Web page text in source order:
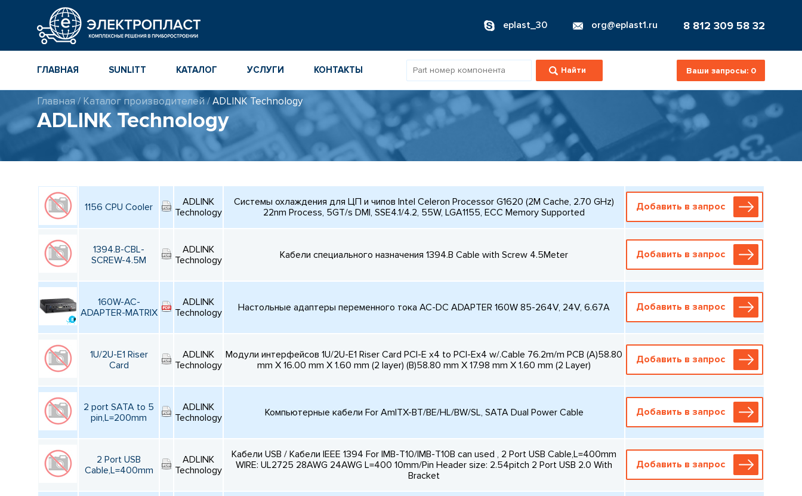
eplast_30 org@eplast1.ru 8 812 309 58 32
ГЛАВНАЯ SUNLITT
МНОГОСЛОЙНЫЕ
КЕРАМИЧЕСКИЕ ЧИП-
КОНДЕНСАТОРЫ
ПОВЕРХНОСТНОГО
И ТОНКОПЛЕНОЧНЫЕ
РЕЗИСТОРЫ ДЛЯ
ПОВЕРХНОСТНОГО
КАТАЛОГ
КАТАЛОГ
КОМПОНЕНТОВ
КАТАЛОГ ПРИБОРОВ
ИНСТРУМЕНТОВ
ПРОИЗВОДИТЕЛЕЙ
УСЛУГИ КОНТАКТЫ Ваши запросы: 0
Главная / Каталог производителей/ADLINK Technology
ADLINK Technology
1156 CPU Cooler
ADLINK
Technology
Системы охлаждения для ЦП и чипов Intel Celeron Processor G1620 (2M Cache, 2.70 GHz)
22nm Process, 5GT/s DMI, SSE4.1/4.2, 55W, LGA1155, ECC Memory Supported
Добавить в запрос
1394.B-CBL-
SCREW-4.5M
ADLINK
Technology
Кабели специального назначения 1394.B Cable with Screw 4.5Meter Добавить в запрос
160W-AC-
ADAPTER-MATRIX
ADLINK
Technology
Настольные адаптеры переменного тока AC-DC ADAPTER 160W 85-264V, 24V, 6.67A Добавить в запрос
1U/2U-E1 Riser
Card
ADLINK
Technology
Модули интерфейсов 1U/2U-E1 Riser Card PCI-E x4 to PCI-Ex4 w/.Cable 76.2m/m PCB (A)58.80
mm X 16.00 mm X 1.60 mm (2 layer) (B)58.80 mm X 17.98 mm X 1.60 mm (2 Layer)
Добавить в запрос
2 port SATA to 5
pin,L=200mm
ADLINK
Technology
Компьютерные кабели For AmITX-BT/BE/HL/BW/SL, SATA Dual Power Cable Добавить в запрос
2 Port USB
Cable,L=400mm
ADLINK
Technology
Кабели USB / Кабели IEEE 1394 For IMB-T10/IMB-T10B can used , 2 Port USB Cable,L=400mm
WIRE: UL2725 28AWG 24AWG L=400 10mm/Pin Header size: 2.54pitch 2 Port USB 2.0 With
Bracket
Добавить в запрос